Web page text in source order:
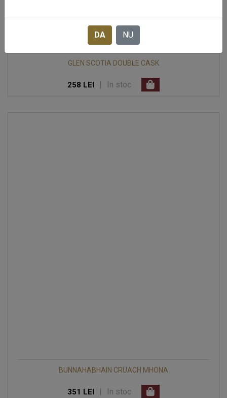
GLEN SCOTIA DOUBLE CASK
258 LEI | In stoc
BUNNAHABHAIN CRUACH MHONA
351 LEI In stoc
DA NU